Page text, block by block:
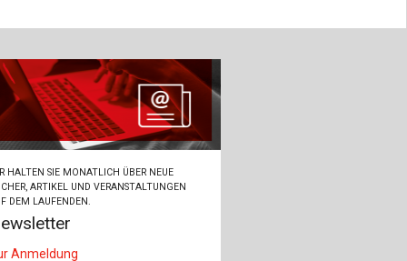
Social Media
Library
Kalender
Zeitschriften
Ansprechpartner:innen
So finden Sie uns
bauingenieur24 – Berufsportal
Ingenieurbaupreis
HALTEN SIE MONATLICH ÜBER NEUE
ARTIKEL UND VERANSTALTUNGEN
DEM LAUFENDEN.
Anmeldung